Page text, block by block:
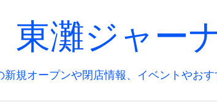
東灘ジャー
新規オープンや閉店情報、イベントやお